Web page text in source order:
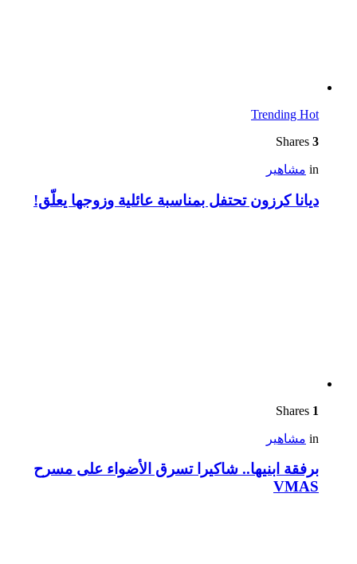
Trending Hot
3
in مشاهير
ديانا كرزون تحتفل بمناسبة عائلية وزوجها يعلّق!
1
in مشاهير
برفقة ابنيها.. شاكيرا تسرق الأضواء على مسرح
VMAS